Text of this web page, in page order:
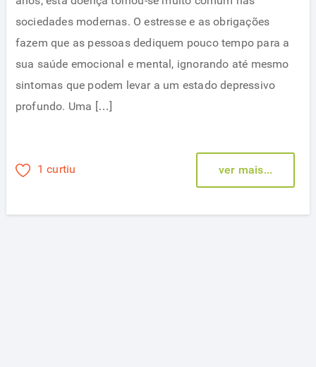
sociedades modernas. O estresse e as obrigações
fazem que as pessoas dediquem pouco tempo para a
sua saúde emocional e mental, ignorando até mesmo
sintomas que podem levar a um estado depressivo
profundo. Uma […]
1 curtiu ver mais...